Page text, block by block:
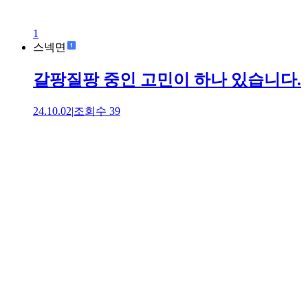
1
스넥면
갈팡질팡 중인 고민이 하나 있습니다.
24.10.02|조회수 39